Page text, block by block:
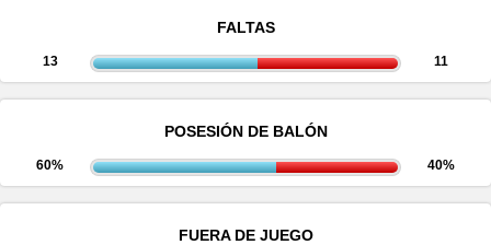
FALTAS
13 11
POSESIÓN DE BALÓN
60% 40%
FUERA DE JUEGO